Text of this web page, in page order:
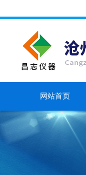
网站首页